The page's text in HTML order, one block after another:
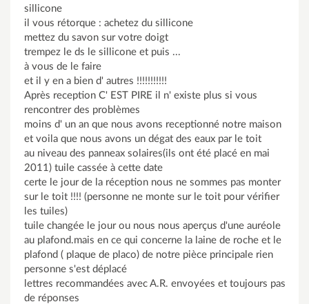
sillicone
il vous rétorque : achetez du sillicone
mettez du savon sur votre doigt
trempez le ds le sillicone et puis ...
à vous de le faire
et il y en a bien d' autres !!!!!!!!!!!
Après reception C' EST PIRE il n' existe plus si vous
rencontrer des problèmes
moins d' un an que nous avons receptionné notre maison
et voila que nous avons un dégat des eaux par le toit
au niveau des panneax solaires(ils ont été placé en mai
2011) tuile cassée à cette date
certe le jour de la réception nous ne sommes pas monter
sur le toit !!!! (personne ne monte sur le toit pour vérifier
les tuiles)
tuile changée le jour ou nous nous aperçus d'une auréole
au plafond.mais en ce qui concerne la laine de roche et le
plafond ( plaque de placo) de notre pièce principale rien
personne s'est déplacé
lettres recommandées avec A.R. envoyées et toujours pas
de réponses